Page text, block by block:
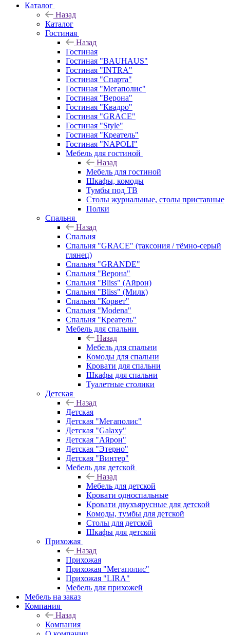
Каталог
Назад
Каталог
Гостиная
Назад
Гостиная
Гостиная "BAUHAUS"
Гостиная "INTRA"
Гостиная "Спарта"
Гостиная "Мегаполис"
Гостиная "Верона"
Гостиная "Квадро"
Гостиная "GRACE"
Гостиная "Style"
Гостиная "Креатель"
Гостиная "NAPOLI"
Мебель для гостиной
Назад
Мебель для гостиной
Шкафы, комоды
Тумбы под ТВ
Столы журнальные, столы приставные
Полки
Спальня
Назад
Спальня
Спальня "GRACE" (таксония / тёмно-серый
глянец)
Спальня "GRANDE"
Спальня "Верона"
Спальня "Bliss" (Айрон)
Спальня "Bliss" (Милк)
Спальня "Корвет"
Спальня "Modena"
Спальня "Креатель"
Мебель для спальни
Назад
Мебель для спальни
Комоды для спальни
Кровати для спальни
Шкафы для спальни
Туалетные столики
Детская
Назад
Детская
Детская "Мегаполис"
Детская "Galaxy"
Детская "Айрон"
Детская "Этерно"
Детская "Винтер"
Мебель для детской
Назад
Мебель для детской
Кровати односпальные
Кровати двухъярусные для детской
Комоды, тумбы для детской
Столы для детской
Шкафы для детской
Прихожая
Назад
Прихожая
Прихожая "Мегаполис"
Прихожая "LIRA"
Мебель для прихожей
Мебель на заказ
Компания
Назад
Компания